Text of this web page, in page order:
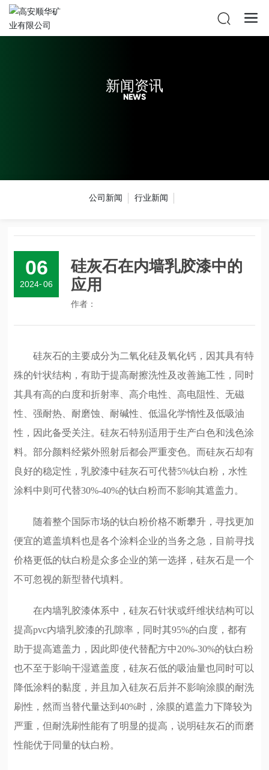
新闻资讯
NEWS
公司新闻 行业新闻
06
2024-06
硅灰石在内墙乳胶漆中的
应用
作者：
硅灰石的主要成分为二氧化硅及氧化钙，因其具有特
殊的针状结构，有助于提高耐擦洗性及改善施工性，同时
其具有高的白度和折射率、高介电性、高电阻性、无磁
性、强耐热、耐磨蚀、耐碱性、低温化学惰性及低吸油
性，因此备受关注。硅灰石特别适用于生产白色和浅色涂
料。部分颜料经紫外照射后都会严重变色。而硅灰石却有
良好的稳定性，乳胶漆中硅灰石可代替5%钛白粉，水性
涂料中则可代替30%-40%的钛白粉而不影响其遮盖力。
随着整个国际市场的钛白粉价格不断攀升，寻找更加
便宜的遮盖填料也是各个涂料企业的当务之急，目前寻找
价格更低的钛白粉是众多企业的第一选择，硅灰石是一个
不可忽视的新型替代填料。
在内墙乳胶漆体系中，硅灰石针状或纤维状结构可以
提高pvc内墙乳胶漆的孔隙率，同时其95%的白度，都有
助于提高遮盖力，因此即使代替配方中20%-30%的钛白粉
也不至于影响干湿遮盖度，硅灰石低的吸油量也同时可以
降低涂料的黏度，并且加入硅灰石后并不影响涂膜的耐洗
刷性，然而当替代量达到40%时，涂膜的遮盖力下降较为
严重，但耐洗刷性能有了明显的提高，说明硅灰石的而磨
性能优于同量的钛白粉。